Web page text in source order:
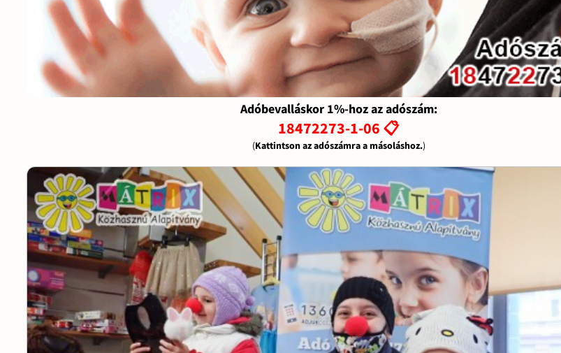
Adóbevalláskor 1%-hoz az adószám:
18472273-1-06 📋
(Kattintson az adószámra a másoláshoz.)